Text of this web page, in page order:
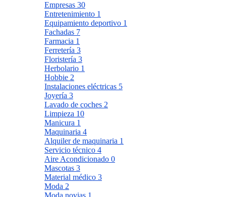
Empresas 30
Entretenimiento 1
Equipamiento deportivo 1
Fachadas 7
Farmacia 1
Ferretería 3
Floristería 3
Herbolario 1
Hobbie 2
Instalaciones eléctricas 5
Joyería 3
Lavado de coches 2
Limpieza 10
Manicura 1
Maquinaria 4
Alquiler de maquinaria 1
Servicio técnico 4
Aire Acondicionado 0
Mascotas 3
Material médico 3
Moda 2
Moda novias 1